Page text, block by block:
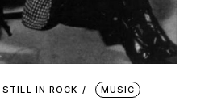
STILL IN ROCK MUSIC